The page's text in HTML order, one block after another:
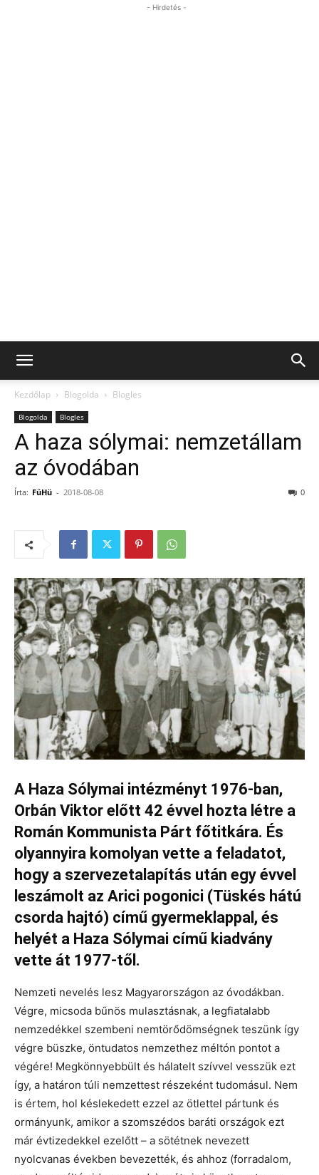
- Hirdetés -
Kezdőlap Blogolda Blogles
Blogolda Blogles
A haza sólymai: nemzetállam
az óvodában
Írta: FüHü - 2018-08-08 0
A Haza Sólymai intézményt 1976-ban,
Orbán Viktor előtt 42 évvel hozta létre a
Román Kommunista Párt főtitkára. És
olyannyira komolyan vette a feladatot,
hogy a szervezetalapítás után egy évvel
leszámolt az Arici pogonici (Tüskés hátú
csorda hajtó) című gyermeklappal, és
helyét a Haza Sólymai című kiadvány
vette át 1977-től.
Nemzeti nevelés lesz Magyarországon az óvodákban.
Végre, micsoda bűnös mulasztásnak, a legfiatalabb
nemzedékkel szembeni nemtörődömségnek teszünk így
végre büszke, öntudatos nemzethez méltón pontot a
végére! Megkönnyebbült és hálatelt szívvel vesszük ezt
így, a határon túli nemzettest részeként tudomásul. Nem
is értem, hol késlekedett ezzel az ötlettel pártunk és
ormányunk, amikor a szomszédos baráti országok ezt
már évtizedekkel ezelőtt – a sötétnek nevezett
nyolcvanas években bevezették, és ahhoz (forradalom,